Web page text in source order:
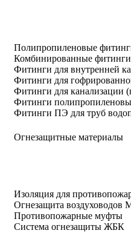
Полипропиленовые
Комбинированные
Фитинги для внутренней
Фитинги для
Фитинги для канализации
Фитинги
Фитинги ПЭ для труб
Огнезащитные материалы
Изоляция для
Огнезащита воздуховодов
Противопожарные муфты
Система огнезащиты ЖБК